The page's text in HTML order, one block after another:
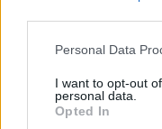
Personal Data
I want to opt-out
personal data.
Opted In